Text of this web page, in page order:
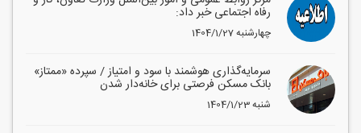
رفاه اجتماعی خبر داد:
1404/1/27 چهارشنبه
سرمایه‌گذاری هوشمند با سود و امتیاز / سپرده «ممتاز»
بانک مسکن فرصتی برای خانه‌دار شدن
1404/1/23 شنبه